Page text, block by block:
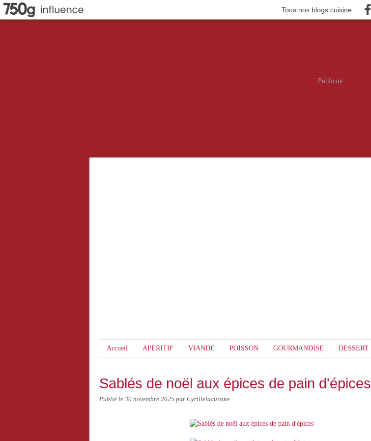
Tous nos blogs cuisine
Publicité
Accueil APERITIF VIANDE POISSON GOURMANDISE DESSERT
Sablés de noël aux épices de pain d'épices
Publié le 30 novembre 2025 par Cyrillelacuisine